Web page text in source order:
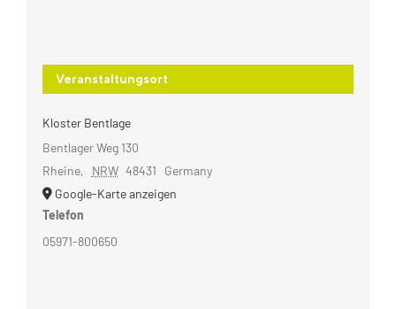
Veranstaltungsort
Kloster Bentlage
Bentlager Weg 130
Rheine, NRW 48431
Germany
Google-Karte anzeigen
Telefon
05971-800650